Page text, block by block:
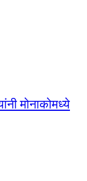
मोनाकोमध्ये